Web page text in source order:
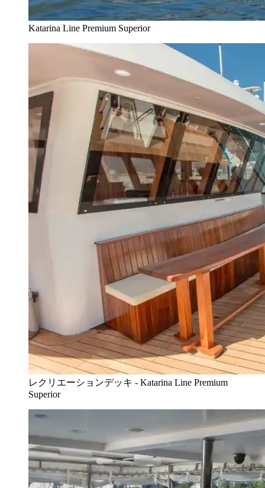
Katarina Line Premium Superior
レクリエーションデッキ - Katarina Line Premium
Superior